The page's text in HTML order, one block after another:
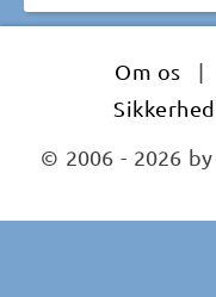
Om os |
© 2006 - 2026